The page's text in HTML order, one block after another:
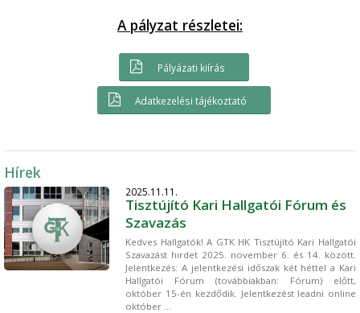
A pályzat részletei:
Pályázati kiírás
Adatkezelési tájékoztató
Hírek
2025.11.11.
Tisztújító Kari Hallgatói Fórum és
Szavazás
Kedves Hallgatók! A GTK HK Tisztújító Kari Hallgatói
Szavazást hirdet 2025. november 6. és 14. között.
Jelentkezés: A jelentkezési időszak két héttel a Kari
Hallgatói Fórum (továbbiakban: Fórum) előtt,
október 15-én kezdődik. Jelentkezést leadni online
október ...